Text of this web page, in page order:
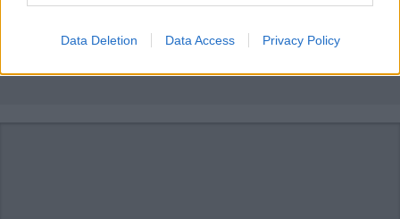
Data Deletion Data Access Privacy Policy
L'email è richiesta ma non verrà mostrata ai visitatori. Il contenuto di questo
commenti non sono testi giornalistici, ma post inviati dai singoli lettori che
possono essere automaticamente pubblicati senza filtro preventivo. I commenti
sistema.